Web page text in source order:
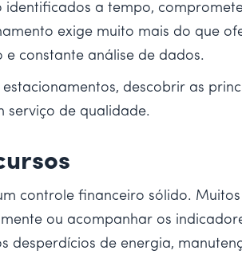
identificados a tempo,
exige muito mais do que
constante análise de dados.
descobrir as
de qualidade.
controle financeiro sólido.
ou acompanhar os
desperdícios de energia,